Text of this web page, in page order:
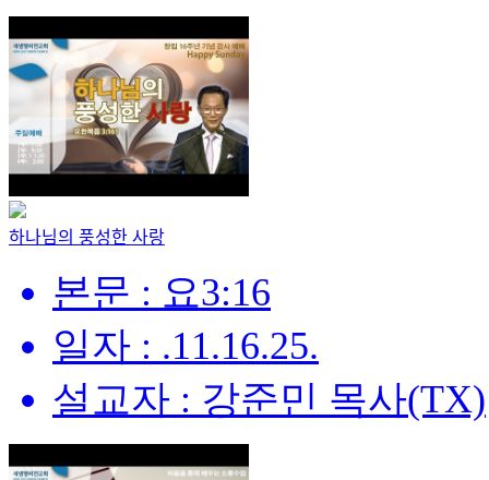
하나님의 풍성한 사랑
본문 : 요3:16
일자 : .11.16.25.
설교자 : 강준민 목사(TX)